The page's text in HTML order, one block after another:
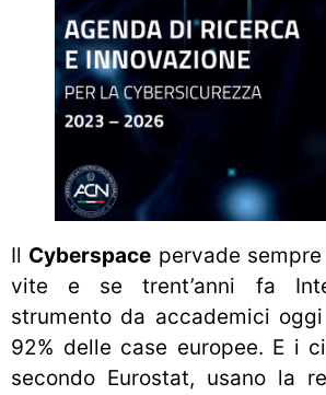
Il Cyberspace pervade
vite e se trent’anni fa
strumento da accademici
92% delle case europee. E i
secondo Eurostat, usano la